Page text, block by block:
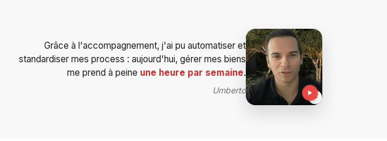
Grâce à l'accompagnement, j'ai pu automatiser et
standardiser mes process : aujourd'hui, gérer mes biens
me prend à peine une heure par semaine.
Umberto